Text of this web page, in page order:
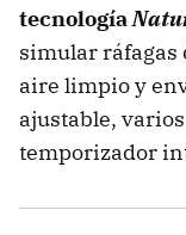
tecnología
simular ráfagas
aire limpio y
ajustable,
temporizador